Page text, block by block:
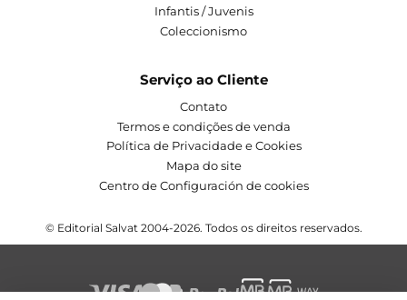
Infantis / Juvenis
Coleccionismo
Serviço ao Cliente
Contato
Termos e condições de venda
Política de Privacidade e Cookies
Mapa do site
Centro de Configuración de cookies
© Editorial Salvat 2004-2026. Todos os direitos reservados.